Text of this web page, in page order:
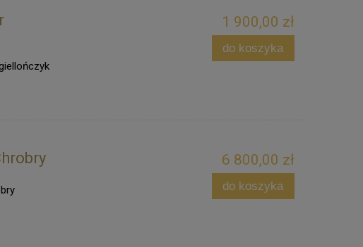
1 900,00 zł
do koszyka
6 800,00 zł
do koszyka